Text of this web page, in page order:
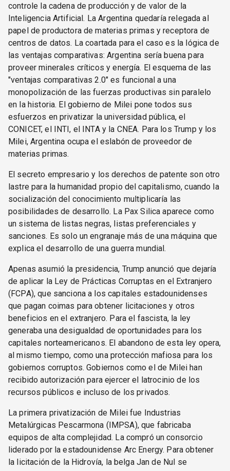
controle la cadena de producción y de valor de la
Inteligencia Artificial. La Argentina quedaría relegada al
papel de productora de materias primas y receptora de
centros de datos. La coartada para el caso es la lógica de
las ventajas comparativas: Argentina sería buena para
proveer minerales críticos y energía. El esquema de las
"ventajas comparativas 2.0" es funcional a una
monopolización de las fuerzas productivas sin paralelo
en la historia. El gobierno de Milei pone todos sus
esfuerzos en privatizar la universidad pública, el
CONICET, el INTI, el INTA y la CNEA. Para los Trump y los
Milei, Argentina ocupa el eslabón de proveedor de
materias primas.
El secreto empresario y los derechos de patente son otro
lastre para la humanidad propio del capitalismo, cuando la
socialización del conocimiento multiplicaría las
posibilidades de desarrollo. La Pax Silica aparece como
un sistema de listas negras, listas preferenciales y
sanciones. Es solo un engranaje más de una máquina que
explica el desarrollo de una guerra mundial.
Apenas asumió la presidencia, Trump anunció que dejaría
de aplicar la Ley de Prácticas Corruptas en el Extranjero
(FCPA), que sanciona a los capitales estadounidenses
que pagan coimas para obtener licitaciones y otros
beneficios en el extranjero. Para el fascista, la ley
generaba una desigualdad de oportunidades para los
capitales norteamericanos. El abandono de esta ley opera,
al mismo tiempo, como una protección mafiosa para los
gobiernos corruptos. Gobiernos como el de Milei han
recibido autorización para ejercer el latrocinio de los
recursos públicos e incluso de los privados.
La primera privatización de Milei fue Industrias
Metalúrgicas Pescarmona (IMPSA), que fabricaba
equipos de alta complejidad. La compró un consorcio
liderado por la estadounidense Arc Energy. Para obtener
la licitación de la Hidrovía, la belga Jan de Nul se